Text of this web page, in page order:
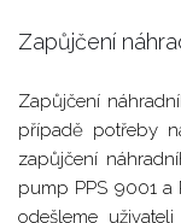
Zapůjčení
Zapůjčení
případě potřeby
zapůjčení
pump PPS 9001 a
odešleme